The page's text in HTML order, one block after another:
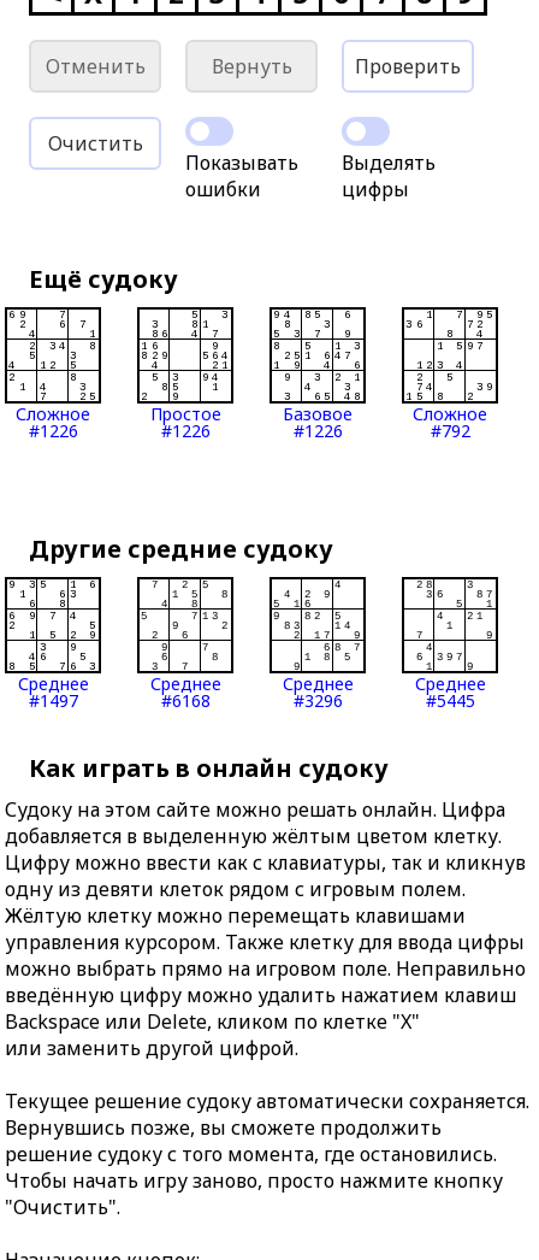
Отменить Вернуть Проверить
Очистить
Показывать
ошибки
Выделять
цифры
Ещё судоку
Сложное
#1226
Простое
#1226
Базовое
#1226
Сложное
#792
Другие средние судоку
Среднее
#1497
Среднее
#6168
Среднее
#3296
Среднее
#5445
Как играть в онлайн судоку
Судоку на этом сайте можно решать онлайн. Цифра
добавляется в выделенную жёлтым цветом клетку.
Цифру можно ввести как с клавиатуры, так и кликнув
одну из девяти клеток рядом с игровым полем.
Жёлтую клетку можно перемещать клавишами
управления курсором. Также клетку для ввода цифры
можно выбрать прямо на игровом поле. Неправильно
введённую цифру можно удалить нажатием клавиш
Backspace или Delete, кликом по клетке "X"
или заменить другой цифрой.
Текущее решение судоку автоматически сохраняется.
Вернувшись позже, вы сможете продолжить
решение судоку с того момента, где остановились.
Чтобы начать игру заново, просто нажмите кнопку
"Очистить".